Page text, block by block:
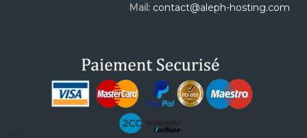
Mail: contact@aleph-hosting.com